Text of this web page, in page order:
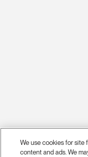
We use cookies for site
content and ads. We